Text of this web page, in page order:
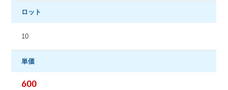
ロット
10
単価
600